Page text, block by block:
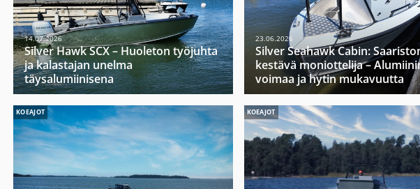
14.07.2026
Silver Hawk SCX – Huoleton työjuhta
ja kalastajan unelma
täysalumiinisena
23.06.2026
Silver Seahawk Cabin:
kestävä moniottelija –
voimaa ja hytin mukavuutta
KOEAJOT KOEAJOT